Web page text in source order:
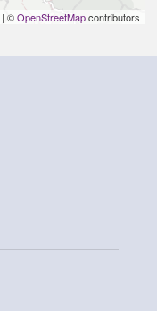
| ©OpenStreetMapcontributors